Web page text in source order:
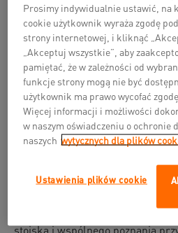
To doskonała okazja, aby na
innowacyjne technologie
najnowsze rozwiązania, które
budowlanego i wnętrzarskiego.
będzie dostępny, by
podzielić się wiedzą na temat
produktów.
PTAK Warsaw Expo,
Serdecznie zapraszamy
stoiska i wspólnego poznania
Prosimy indywidualnie ustawić, na
cookie użytkownik wyraża zgodę
strony internetowej, i kliknąć
„Akceptuj wszystkie”, aby
pamiętać, że w zależności od
funkcje strony mogą nie być
użytkownik ma prawo wycofać
Więcej informacji i możliwości
w naszym oświadczeniu o ochronie
naszych wytycznych dla plików
Ustawienia plików cookie